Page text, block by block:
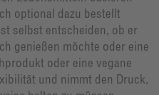
optional dazu bestellt
selbst entscheiden, ob er
genießen möchte oder eine
oder eine vegane
und nimmt den Druck,